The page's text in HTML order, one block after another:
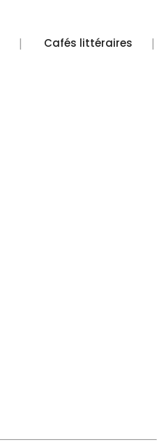
Cafés littéraires